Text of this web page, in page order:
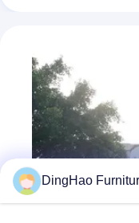
Eleganter, maßgefertigter
OEM ODM Handwerk
DingHao